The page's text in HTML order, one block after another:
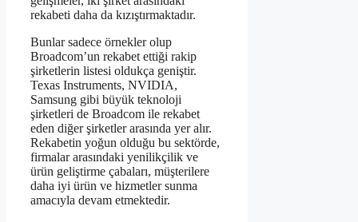
rekabeti daha da kızıştırmaktadır.
Bunlar sadece örnekler olup
Broadcom’un rekabet ettiği rakip
şirketlerin listesi oldukça geniştir.
Texas Instruments, NVIDIA,
Samsung gibi büyük teknoloji
şirketleri de Broadcom ile rekabet
eden diğer şirketler arasında yer alır.
Rekabetin yoğun olduğu bu sektörde,
firmalar arasındaki yenilikçilik ve
ürün geliştirme çabaları, müşterilere
daha iyi ürün ve hizmetler sunma
amacıyla devam etmektedir.